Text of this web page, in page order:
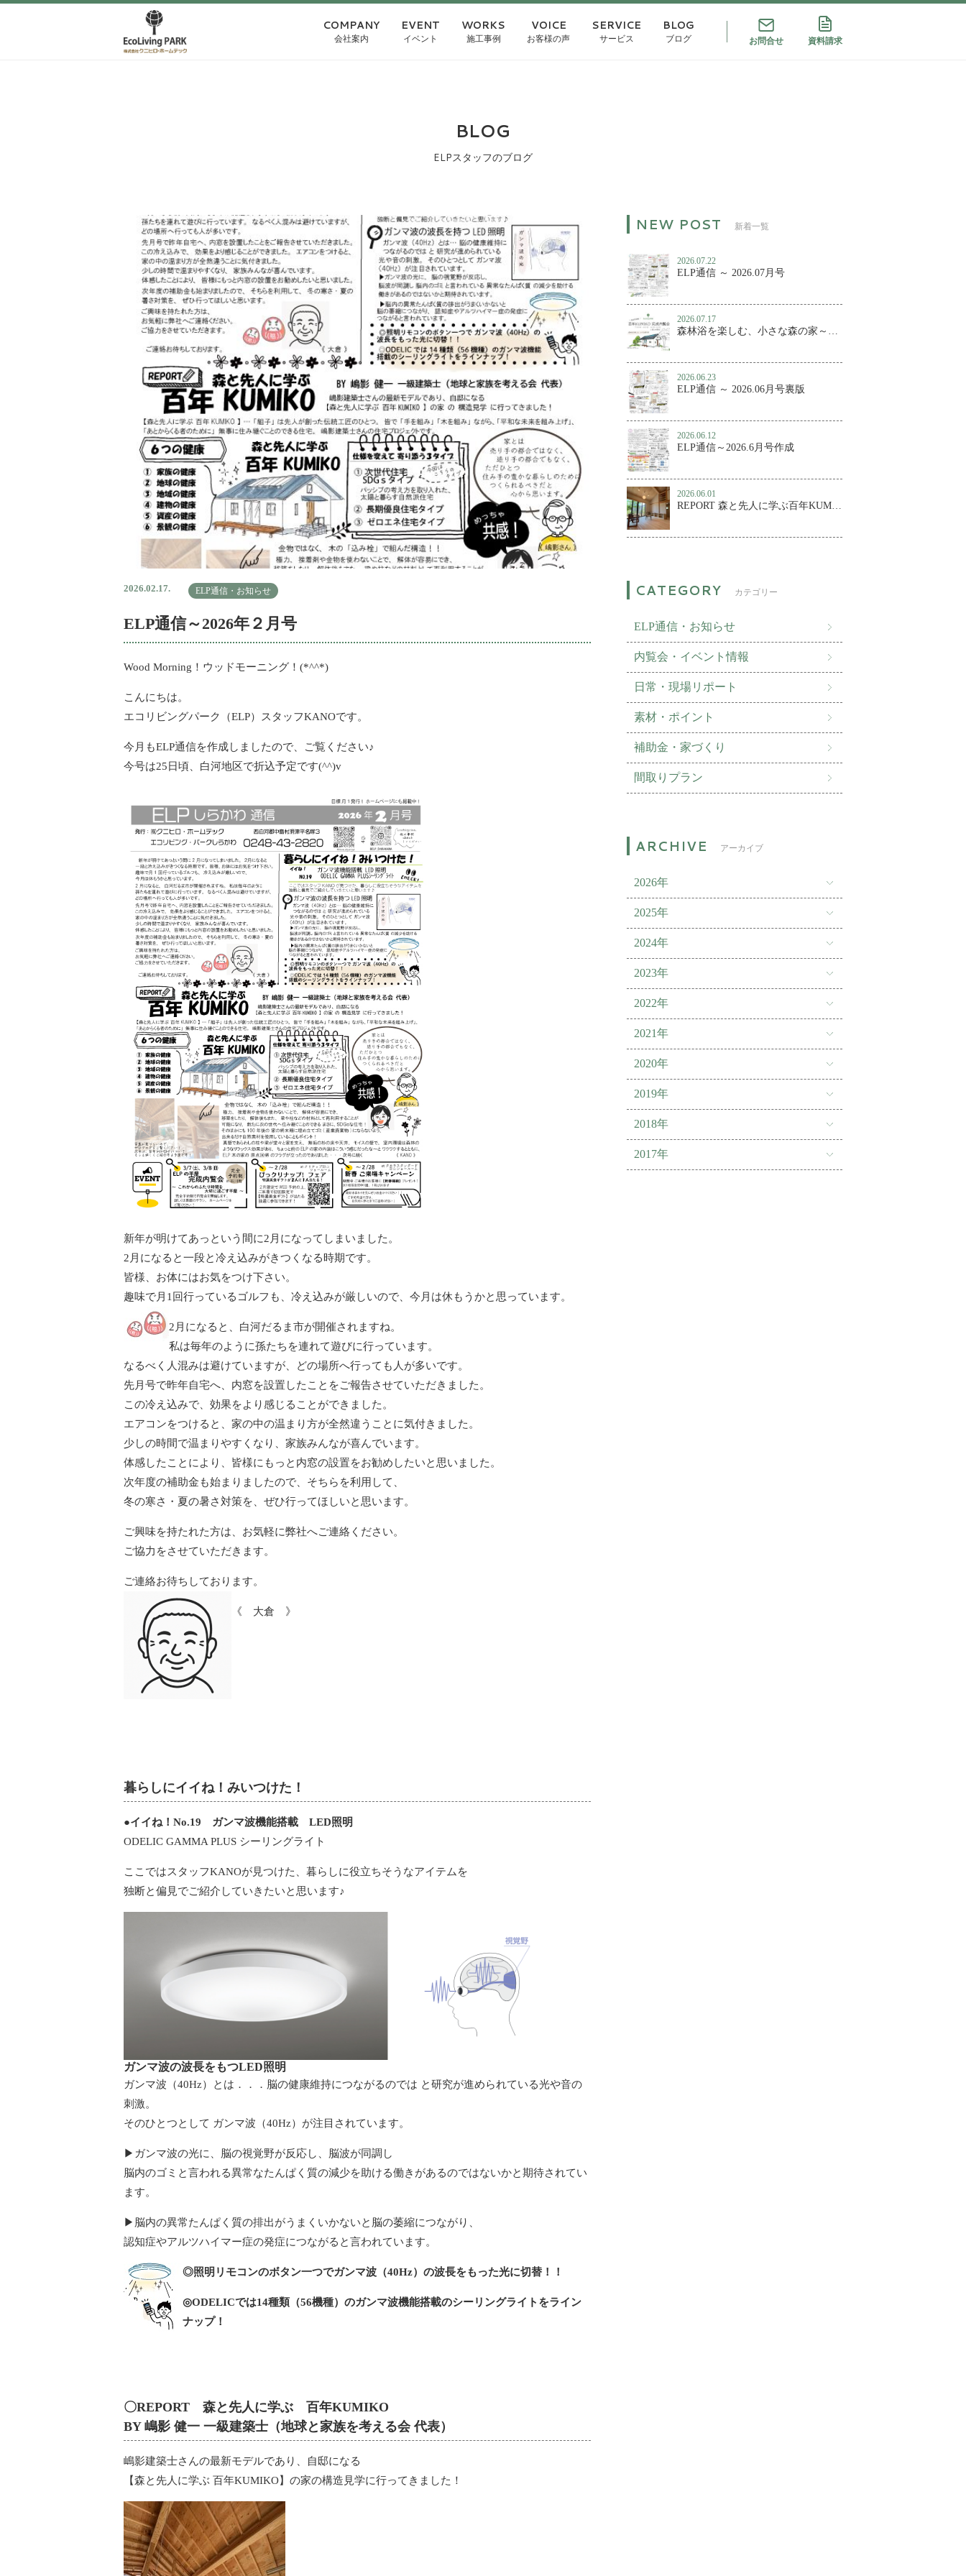
COMPANY
会社案内
EVENT
イベント
WORKS
施工事例
VOICE
お客様の声
SERVICE
サービス
BLOG
ブログ お問合せ 資料請求
BLOG
ELPスタッフのブログ
2026.02.17. ELP通信・お知らせ
ELP通信～2026年２月号
Wood Morning！ウッドモーニング！(*^^*)
こんにちは。
エコリビングパーク（ELP）スタッフKANOです。
今月もELP通信を作成しましたので、ご覧ください♪
今号は25日頃、白河地区で折込予定です(^^)v
新年が明けてあっという間に2月になってしまいました。
2月になると一段と冷え込みがきつくなる時期です。
皆様、お体にはお気をつけ下さい。
趣味で月1回行っているゴルフも、冷え込みが厳しいので、今月は休もうかと思っています。
2月になると、白河だるま市が開催されますね。
私は毎年のように孫たちを連れて遊びに行っています。
なるべく人混みは避けていますが、どの場所へ行っても人が多いです。
先月号で昨年自宅へ、内窓を設置したことをご報告させていただきました。
この冷え込みで、効果をより感じることができました。
エアコンをつけると、家の中の温まり方が全然違うことに気付きました。
少しの時間で温まりやすくなり、家族みんなが喜んでいます。
体感したことにより、皆様にもっと内窓の設置をお勧めしたいと思いました。
次年度の補助金も始まりましたので、そちらを利用して、
冬の寒さ・夏の暑さ対策を、ぜひ行ってほしいと思います。
ご興味を持たれた方は、お気軽に弊社へご連絡ください。
ご協力をさせていただきます。
ご連絡お待ちしております。
《 大倉 》
暮らしにイイね！みいつけた！
●イイね！No.19 ガンマ波機能搭載 LED照明
ODELIC GAMMA PLUS シーリングライト
ここではスタッフKANOが見つけた、暮らしに役立ちそうなアイテムを
独断と偏見でご紹介していきたいと思います♪
ガンマ波の波長をもつLED照明
ガンマ波（40Hz）とは．．．脳の健康維持につながるのでは と研究が進められている光や音の
刺激。
そのひとつとして ガンマ波（40Hz）が注目されています。
▶ガンマ波の光に、脳の視覚野が反応し、脳波が同調し
脳内のゴミと言われる異常なたんぱく質の減少を助ける働きがあるのではないかと期待されてい
ます。
▶脳内の異常たんぱく質の排出がうまくいかないと脳の萎縮につながり、
認知症やアルツハイマー症の発症につながると言われています。
◎照明リモコンのボタン一つでガンマ波（40Hz）の波長をもった光に切替！！
◎ODELICでは14種類（56機種）のガンマ波機能搭載のシーリングライトをライン
ナップ！
〇REPORT 森と先人に学ぶ 百年KUMIKO
BY 嶋影 健一 一級建築士（地球と家族を考える会 代表）
嶋影建築士さんの最新モデルであり、自邸になる
【森と先人に学ぶ 百年KUMIKO】の家の構造見学に行ってきました！
新着一覧
2026.07.22
ELP通信 ～ 2026.07月号
2026.07.17
森林浴を楽しむ、小さな森の家～百年KUMIKO 完成内覧会
2026.06.23
ELP通信 ～ 2026.06月号裏版
2026.06.12
ELP通信～2026.6月号作成
2026.06.01
REPORT 森と先人に学ぶ百年KUMIKO④ ～森林浴を楽しむ、小さな森の家
カテゴリー
ELP通信・お知らせ
内覧会・イベント情報
日常・現場リポート
素材・ポイント
補助金・家づくり
間取りプラン
アーカイブ
2026年
2025年
2024年
2023年
2022年
2021年
2020年
2019年
2018年
2017年